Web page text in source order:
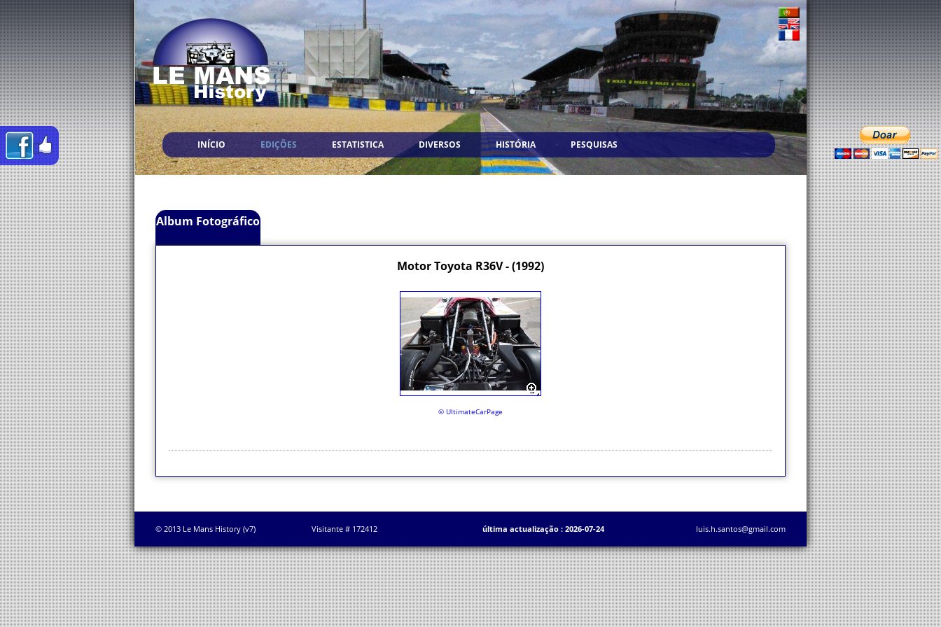
INÍCIO EDIÇÕES ESTATISTICA DIVERSOS HISTÓRIA PESQUISAS
Album Fotográfico
Motor Toyota R36V - (1992)
© UltimateCarPage
© 2013 Le Mans History (v7) Visitante # 172412 última actualização : 2026-07-24 luis.h.santos@gmail.com